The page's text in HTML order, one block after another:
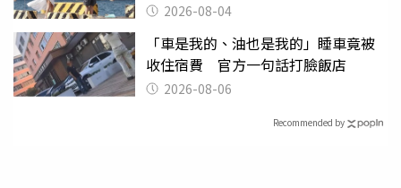
2026-08-04
「車是我的、油也是我的」睡車竟被
收住宿費 官方一句話打臉飯店
2026-08-06
Recommended by